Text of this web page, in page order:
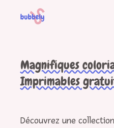
Magnifiques
Imprimables
Découvrez une